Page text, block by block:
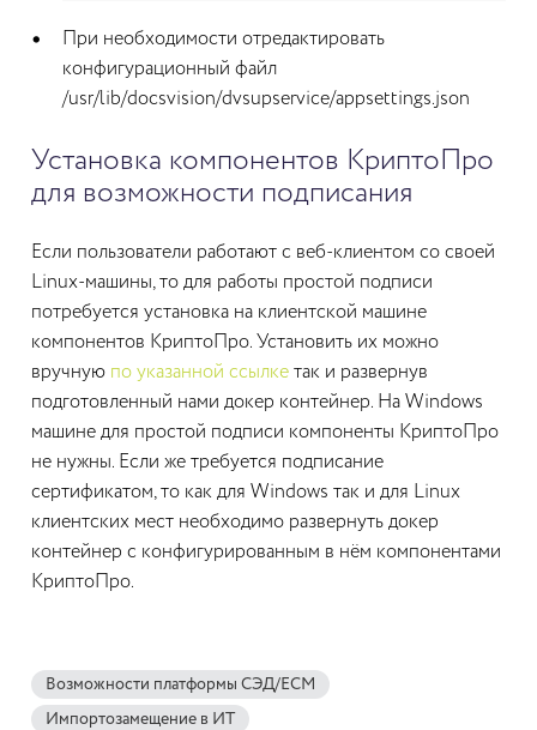
При необходимости отредактировать
конфигурационный файл
/usr/lib/docsvision/dvsupservice/appsettings.json
Установка компонентов КриптоПро
для возможности подписания
Если пользователи работают с веб-клиентом со своей
Linux-машины, то для работы простой подписи
потребуется установка на клиентской машине
компонентов КриптоПро. Установить их можно
вручную по указанной ссылке так и развернув
подготовленный нами докер контейнер. На Windows
машине для простой подписи компоненты КриптоПро
не нужны. Если же требуется подписание
сертификатом, то как для Windows так и для Linux
клиентских мест необходимо развернуть докер
контейнер с конфигурированным в нём компонентами
КриптоПро.
Возможности платформы СЭД/ECM
Импортозамещение в ИТ